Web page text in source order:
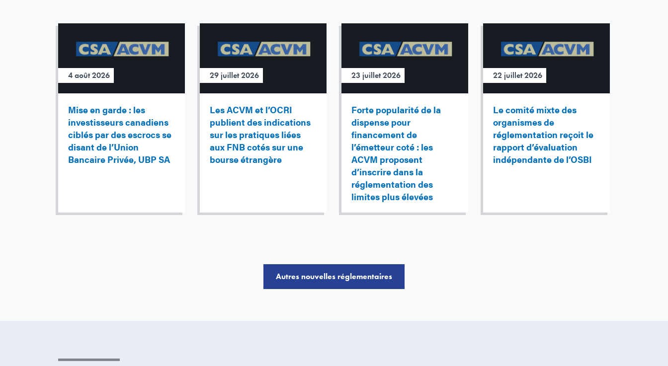
4 août 2026
Mise en garde : les
investisseurs canadiens
ciblés par des escrocs se
disant de l’Union
Bancaire Privée, UBP SA
29 juillet 2026
Les ACVM et l’OCRI
publient des indications
sur les pratiques liées
aux FNB cotés sur une
bourse étrangère
23 juillet 2026
Forte popularité de la
dispense pour
financement de
l’émetteur coté : les
ACVM proposent
d’inscrire dans la
réglementation des
limites plus élevées
22 juillet 2026
Le comité mixte des
organismes de
réglementation reçoit le
rapport d’évaluation
indépendante de l’OSBI
Autres nouvelles réglementaires